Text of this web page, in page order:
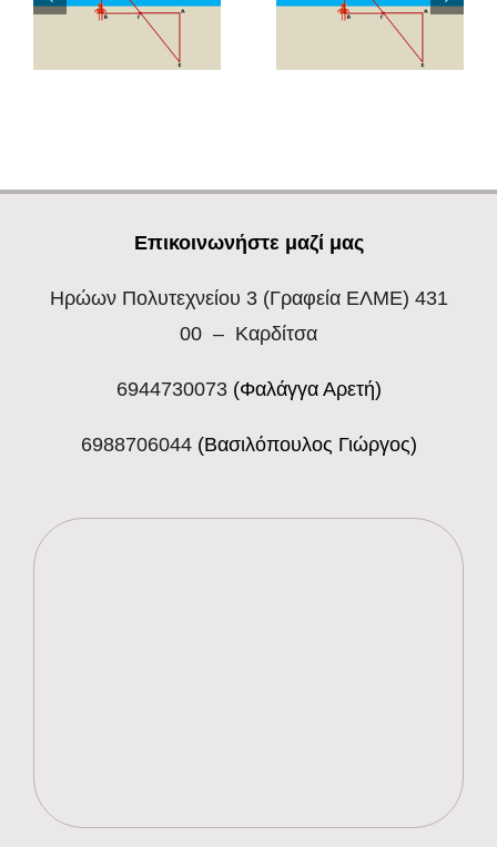
Επικοινωνήστε μαζί μας
Ηρώων Πολυτεχνείου 3(Γραφεία ΕΛΜΕ) 431
00 – Καρδίτσα
6944730073(Φαλάγγα Αρετή)
6988706044(Βασιλόπουλος Γιώργος)